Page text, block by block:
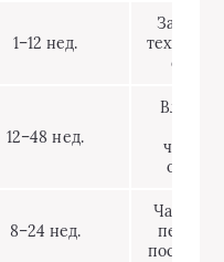
1–12 нед.
Зависит
12–48 нед.
Влияет
8–24 нед.
Часть
после